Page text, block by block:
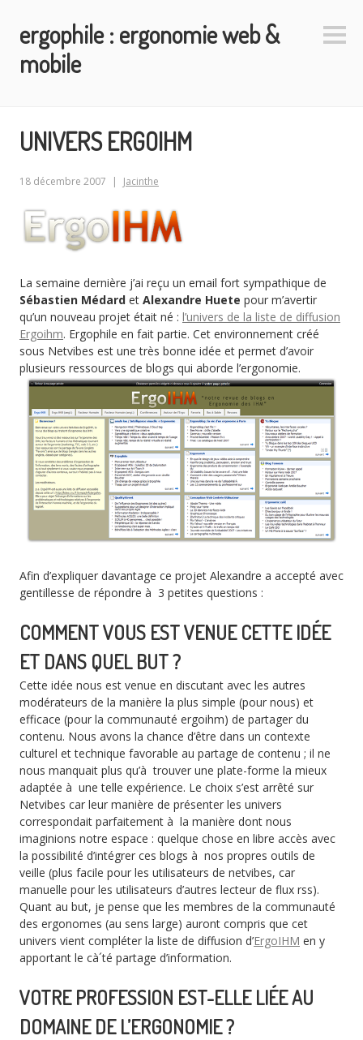
contenu
principal
ergophile : ergonomie web &
mobile
UNIVERS ERGOIHM
18 décembre 2007 Jacinthe
La semaine dernière j’ai reçu un email fort sympathique de
Sébastien Médard et Alexandre Huete pour m’avertir
qu’un nouveau projet était né : l’univers de la liste de diffusion
Ergoihm. Ergophile en fait partie. Cet environnement créé
sous Netvibes est une très bonne idée et permet d’avoir
plusieurs ressources de blogs qui aborde l’ergonomie.
Afin d’expliquer davantage ce projet Alexandre a accepté avec
gentillesse de répondre à 3 petites questions :
COMMENT VOUS EST VENUE CETTE IDÉE
ET DANS QUEL BUT ?
Cette idée nous est venue en discutant avec les autres
modérateurs de la manière la plus simple (pour nous) et
efficace (pour la communauté ergoihm) de partager du
contenu. Nous avons la chance d’être dans un contexte
culturel et technique favorable au partage de contenu ; il ne
nous manquait plus qu’à trouver une plate-forme la mieux
adaptée à une telle expérience. Le choix s’est arrêté sur
Netvibes car leur manière de présenter les univers
correspondait parfaitement à la manière dont nous
imaginions notre espace : quelque chose en libre accès avec
la possibilité d’intégrer ces blogs à nos propres outils de
veille (plus facile pour les utilisateurs de netvibes, car
manuelle pour les utilisateurs d’autres lecteur de flux rss).
Quant au but, je pense que les membres de la communauté
des ergonomes (au sens large) auront compris que cet
univers vient compléter la liste de diffusion d’ErgoIHM en y
apportant le cà´té partage d’information.
VOTRE PROFESSION EST-ELLE LIÉE AU
DOMAINE DE L’ERGONOMIE ?